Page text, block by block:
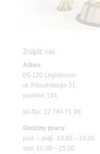
Znajdź nas
Adres
05-120 Legionowo
ul. Piłsudskiego 31,
pawilon 134
tel./fax. 22 784 71 96
Godziny pracy
pon. – piąt. 10.00 – 19.00
sob. 10.00 – 15.00